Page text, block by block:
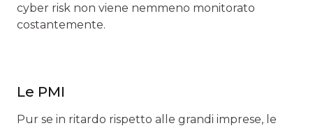
cyber risk non viene nemmeno monitorato
costantemente.
Le PMI
Pur se in ritardo rispetto alle grandi imprese, le